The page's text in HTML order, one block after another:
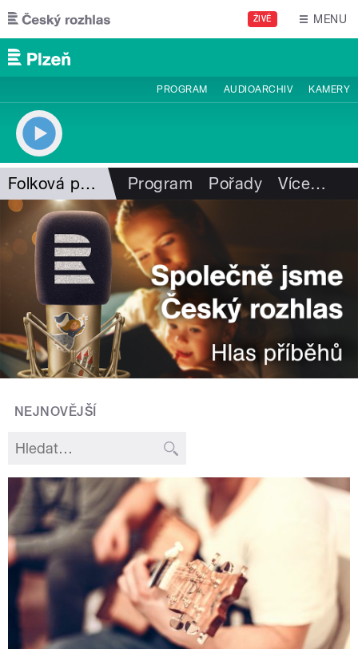
Přejít k hlavnímu obsahu
ŽIVĚ MENU
PROGRAM AUDIOARCHIV KAMERY
Folková pohlazení Program Pořady Více…
NEJNOVĚJŠÍ